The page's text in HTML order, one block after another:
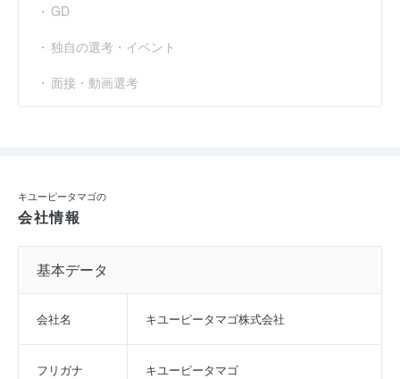
GD
独自の選考・イベント
面接・動画選考
キユーピータマゴの
会社情報
基本データ
会社名 キユーピータマゴ株式会社
フリガナ キユーピータマゴ